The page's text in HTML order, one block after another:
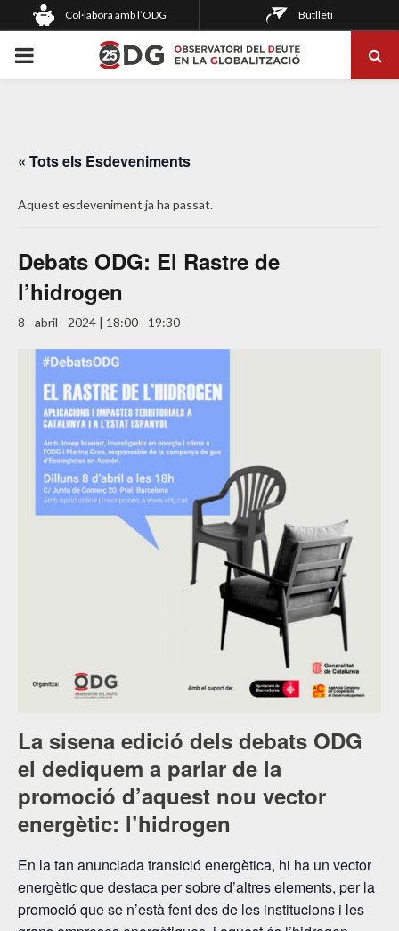
Col·labora amb l’ODG Butlletí
PRIMARY
« Tots els Esdeveniments
Aquest esdeveniment ja ha passat.
Debats ODG: El Rastre de
l’hidrogen
8 - abril - 2024 | 18:00 - 19:30
La sisena edició dels debats ODG
el dediquem a parlar de la
promoció d’aquest nou vector
energètic: l’hidrogen
En la tan anunciada transició energètica, hi ha un vector
energètic que destaca per sobre d’altres elements, per la
promoció que se n’està fent des de les institucions i les